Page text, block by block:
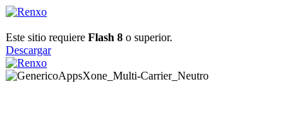
Este sitio requiere Flash 8 o superior.
Descargar